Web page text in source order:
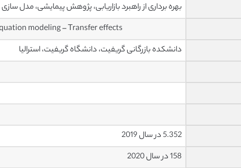
بهره برداری از راهبرد بازاریابی، پژوهش پیمایشی، مدل
modeling – Transfer effects
دانشکده بازرگانی گریفیت، دانشگاه گریفیت، استرالیا
5.352 در سال 2019
158 در سال 2020